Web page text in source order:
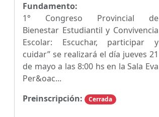
Fundamento:
1° Congreso Provincial de
Bienestar Estudiantil y Convivencia
Escolar: Escuchar, participar y
cuidar” se realizará el día jueves 21
de mayo a las 8:00 hs en la Sala Eva
Per&oac...
Preinscripción:
Cerrada